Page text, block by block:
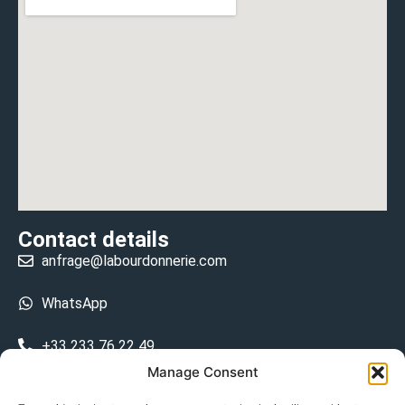
Manage Consent
Contact details
anfrage@labourdonnerie.com
WhatsApp
+33 233 76 22 49